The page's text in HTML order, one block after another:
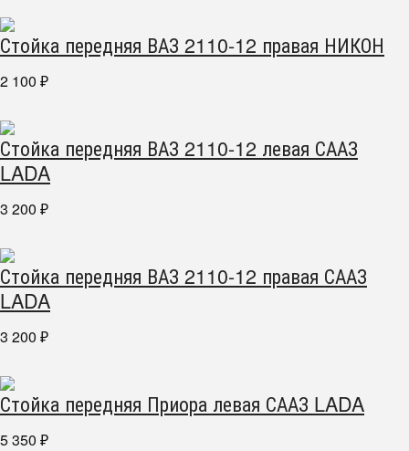
Стойка передняя ВАЗ 2110-12 правая НИКОН
2 100 ₽
Стойка передняя ВАЗ 2110-12 левая СААЗ
LADA
3 200 ₽
Стойка передняя ВАЗ 2110-12 правая СААЗ
LADA
3 200 ₽
Стойка передняя Приора левая СААЗ LADA
5 350 ₽